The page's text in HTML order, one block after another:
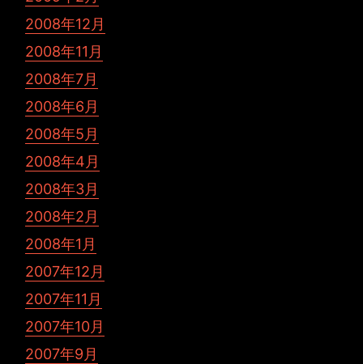
2008年12月
2008年11月
2008年7月
2008年6月
2008年5月
2008年4月
2008年3月
2008年2月
2008年1月
2007年12月
2007年11月
2007年10月
2007年9月